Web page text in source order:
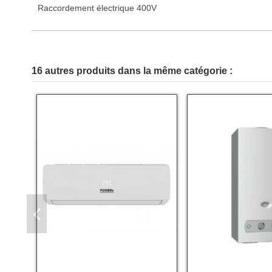
Raccordement électrique 400V
16 autres produits dans la même catégorie :